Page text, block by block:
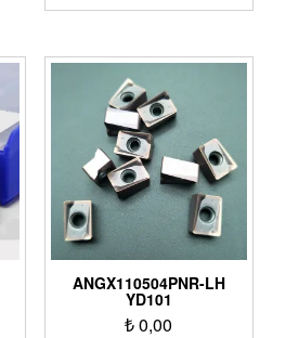
ANGX110504PNR-LH
YD101
₺0,00